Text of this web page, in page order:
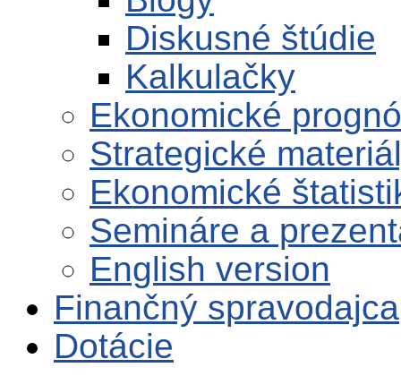
Diskusné štúdie
Kalkulačky
Ekonomické
Strategické
Ekonomické
Semináre a
English version
Finančný spravodajca
Dotácie